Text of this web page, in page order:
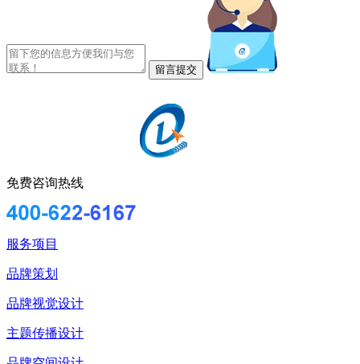
免费咨询热线
服务项目
品牌策划
品牌视觉设计
主题传播设计